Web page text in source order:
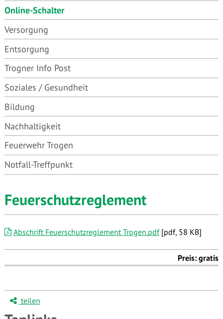
Online-Schalter
Versorgung
Entsorgung
Trogner Info Post
Soziales / Gesundheit
Bildung
Nachhaltigkeit
Feuerwehr Trogen
Notfall-Treffpunkt
Feuerschutzreglement
Abschrift Feuerschutzreglement Trogen.pdf[pdf, 58 KB]
Preis: gratis
teilen